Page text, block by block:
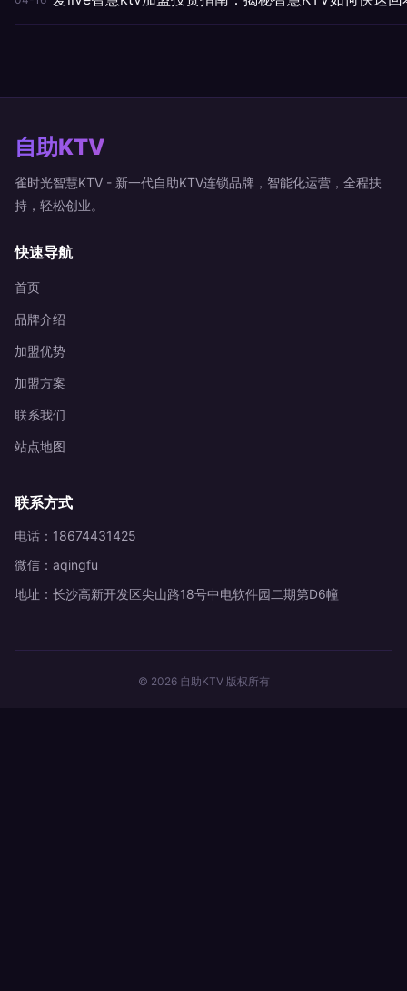
自助KTV
雀时光智慧KTV - 新一代自助KTV连锁品牌，智能化运营，全程扶
持，轻松创业。
快速导航
首页
品牌介绍
加盟优势
加盟方案
联系我们
站点地图
联系方式
电话：18674431425
微信：aqingfu
地址：长沙高新开发区尖山路18号中电软件园二期第D6幢
© 2026 自助KTV 版权所有